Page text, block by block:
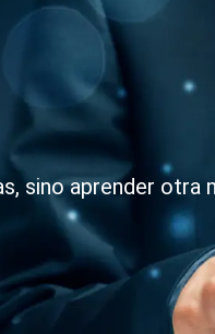
sino aprender otra